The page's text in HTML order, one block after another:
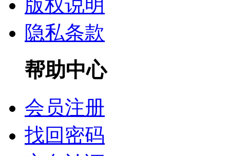
版权说明
隐私条款
帮助中心
会员注册
找回密码